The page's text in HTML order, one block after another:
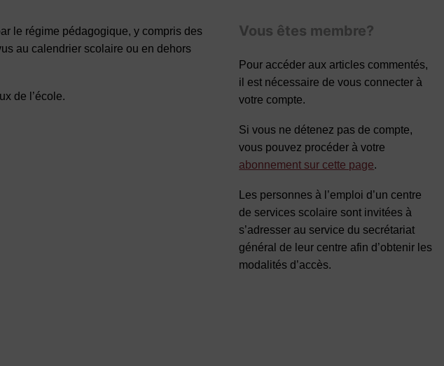
le régime pédagogique, y compris des
au calendrier scolaire ou en dehors
de l’école.
Vous êtes membre?
Pour accéder aux articles commentés,
il est nécessaire de vous connecter à
votre compte.
Si vous ne détenez pas de compte,
vous pouvez procéder à votre
abonnement sur cette page.
Les personnes à l’emploi d’un centre
de services scolaire sont invitées à
s’adresser au service du secrétariat
général de leur centre afin d’obtenir les
modalités d’accès.